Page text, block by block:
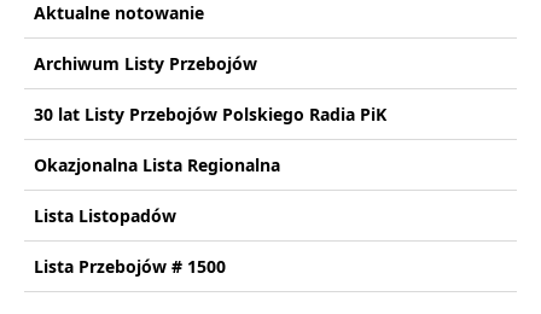
Aktualne notowanie
Archiwum Listy Przebojów
30 lat Listy Przebojów Polskiego Radia PiK
Okazjonalna Lista Regionalna
Lista Listopadów
Lista Przebojów # 1500